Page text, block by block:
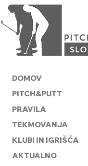
DOMOV
PITCH&PUTT
PRAVILA
TEKMOVANJA
KLUBI IN IGRIŠČA
AKTUALNO